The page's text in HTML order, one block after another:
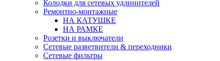
Колодки для сетевых удлинителей
Ремонтно-монтажные
НА КАТУШКЕ
НА РАМКЕ
Розетки и выключатели
Сетевые разветвители & переходники
Сетевые фильтры